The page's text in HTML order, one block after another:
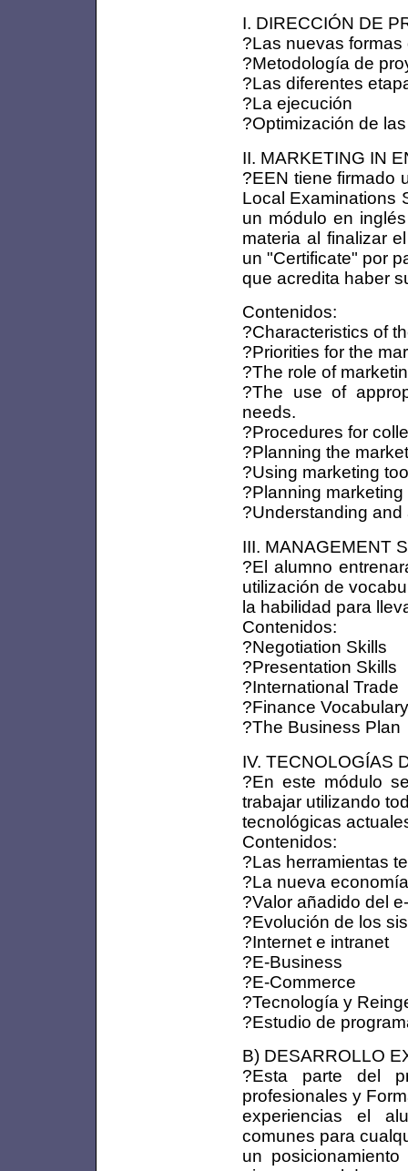
I. DIRECCIÓN DE
?Las nuevas
?Metodología de
?Las diferentes
?La ejecución
?Optimización de
II. MARKETING IN
?EEN tiene firmado
Local Examinations
un módulo en
materia al finalizar
un "Certificate" por
que acredita haber
Contenidos:
?Characteristics of
?Priorities for the
?The role of
?The use of
needs.
?Procedures for
?Planning the
?Using marketing
?Planning
?Understanding
III. MANAGEMENT
?El alumno
utilización de
la habilidad para
Contenidos:
?Negotiation Skills
?Presentation Skills
?International Trade
?Finance Vocabulary
?The Business Plan
IV. TECNOLOGÍAS
?En este módulo
trabajar utilizando
tecnológicas
Contenidos:
?Las herramientas
?La nueva economía
?Valor añadido del
?Evolución de los
?Internet e intranet
?E-Business
?E-Commerce
?Tecnología y
?Estudio de
B) DESARROLLO
?Esta parte del
profesionales y
experiencias el
comunes para
un